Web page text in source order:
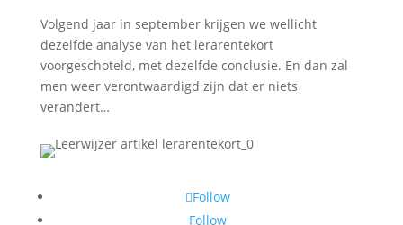
Volgend jaar in september krijgen we wellicht
dezelfde analyse van het lerarentekort
voorgeschoteld, met dezelfde conclusie. En dan zal
men weer verontwaardigd zijn dat er niets
verandert…
Follow
Follow